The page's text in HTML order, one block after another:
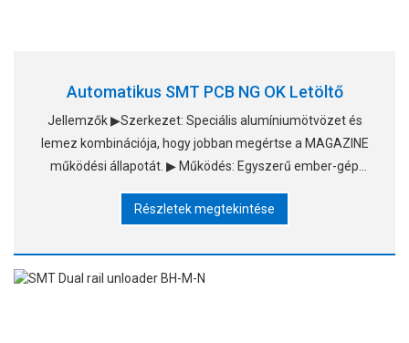
Automatikus SMT PCB NG OK Letöltő
Jellemzők ▶Szerkezet: Speciális alumíniumötvözet és
lemez kombinációja, hogy jobban megértse a MAGAZINE
működési állapotát. ▶ Működés: Egyszerű ember-gép
con
Részletek megtekintése